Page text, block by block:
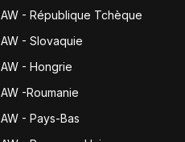
AW - République Tchèque
AW - Slovaquie
AW - Hongrie
AW -Roumanie
AW - Pays-Bas